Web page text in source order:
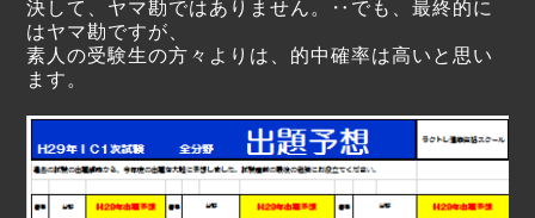
決して、ヤマ勘ではありません。‥でも、最終的に
はヤマ勘ですが、
素人の受験生の方々よりは、的中確率は高いと思い
ます。